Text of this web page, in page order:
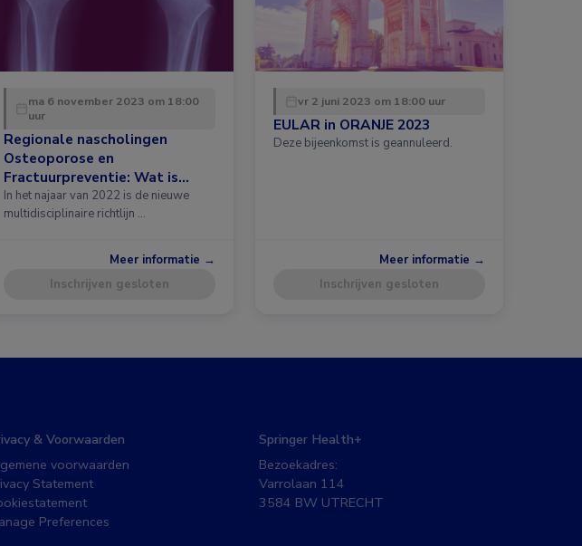
ma 6 november 2023 om 18:00
uur
Regionale nascholingen
Osteoporose en
Fractuurpreventie: Wat is
nieuw in de richtlijn?
In het najaar van 2022 is de nieuwe
multidisciplinaire richtlijn …
Meer informatie →
Inschrijven gesloten
vr 2 juni 2023 om 18:00 uur
EULAR in ORANJE 2023
Deze bijeenkomst is geannuleerd.
Meer informatie →
Inschrijven gesloten
& Voorwaarden
voorwaarden
Statement
Preferences
Springer Health+
Bezoekadres:
Varrolaan 114
3584 BW UTRECHT